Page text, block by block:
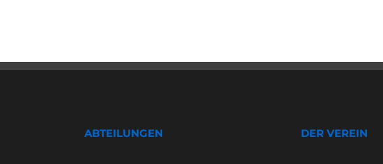
ABTEILUNGEN DER VEREIN